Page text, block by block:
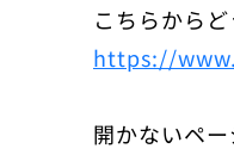
こちらから
https://
開かないペ